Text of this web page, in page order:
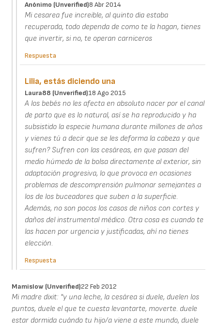
Anónimo (unverified)8 Abr 2014
Mi cesarea fue increible, al quinto dia estaba
recuperada, todo dependa de como te la hagan, tienes
que invertir, si no, te operan carniceros
Respuesta
Lilia, estás diciendo una
Laura88 (unverified)18 Ago 2015
A los bebés no les afecta en absoluto nacer por el canal
de parto que es lo natural, así se ha reproducido y ha
subsistido la especie humana durante millones de años
y vienes tú a decir que se les deforma la cabeza y que
sufren? Sufren con las cesáreas, en que pasan del
medio húmedo de la bolsa directamente al exterior, sin
adaptación progresiva, lo que provoca en ocasiones
problemas de descomprensión pulmonar semejantes a
los de los buceadores que suben a la superficie.
Además, no son pocos los casos de niños con cortes y
daños del instrumental médico. Otra cosa es cuando te
las hacen por urgencia y justificadas, ahí no tienes
elección.
Respuesta
Mamislow (unverified)22 Feb 2012
Mi madre dixit: "y una leche, la cesárea si duele, duelen los
puntos, duele el que te cuesta levantarte, moverte. duele
estar dormida cuándo tu hijo/a viene a este mundo, duele